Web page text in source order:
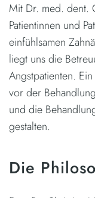
Mit Dr. med. dent.
Patientinnen und
einfühlsamen
liegt uns die
Angstpatienten.
vor der
und die
gestalten.
Die